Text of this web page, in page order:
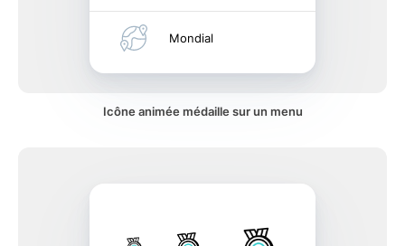
Mondial
Icône animée médaille sur un menu